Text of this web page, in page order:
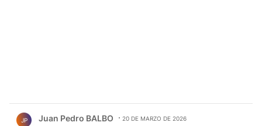
JP Juan Pedro BALBO 20 DE MARZO DE 2026